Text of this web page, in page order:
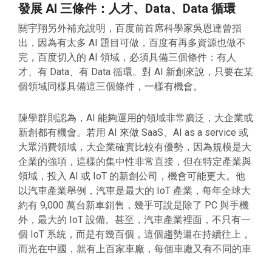
發展 AI 三條件：人才、Data、Data 循環
關宇翔另外補充說明，百度前首席科學家吳恩達曾指
出，因為有太多 AI 題目可做，百度有再多資源也做不
完，百度切入的 AI 領域，必須具備三個條件：有人
才、有 Data、有 Data 循環。對 AI 新創來說，只要在某
個領域同樣具備這三個條件，一樣有機會。
陳學群則認為，AI 能夠運用的領域非常廣泛，大企業或
新創都有機會。若用 AI 來做 SaaS、AI as a service 或
大眾消費領域，大企業確實比較有優勢，因為規模是大
企業的強項，這樣的集中性非常直接，但在特定產業與
領域，投入 AI 或 IoT 的新創公司，機會可能更大。他
以汽車產業舉例，汽車是最大的 IoT 產業，每年全球大
約有 9,000 萬台新車銷售，幾乎可說是除了 PC 與手機
外，最大的 IoT 設備。甚至，汽車產業裡面，不只有一
個 IoT 系統，而是有幾百個，這個趨勢還在持續往上，
而光在中國，就有上百家車廠，每個車廠又有不同的車